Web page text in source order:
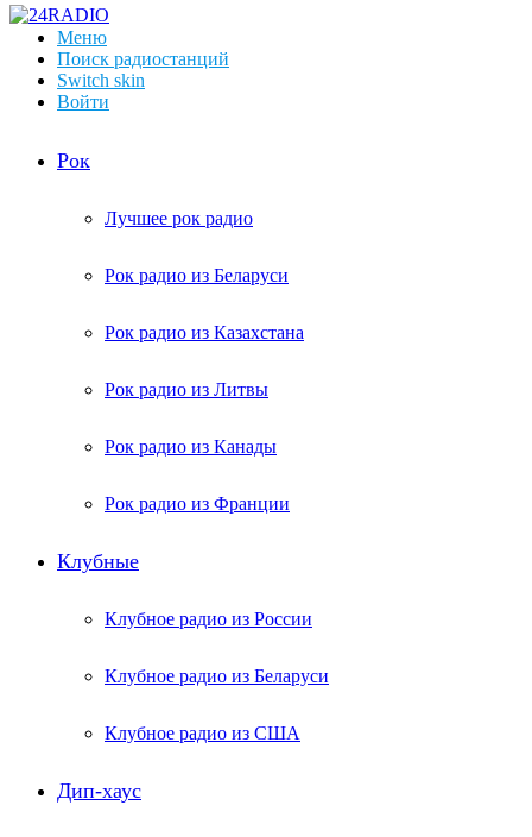
Меню
Поиск радиостанций
Switch skin
Войти
Рок
Лучшее рок радио
Рок радио из Беларуси
Рок радио из Казахстана
Рок радио из Литвы
Рок радио из Канады
Рок радио из Франции
Клубные
Клубное радио из России
Клубное радио из Беларуси
Клубное радио из США
Дип-хаус